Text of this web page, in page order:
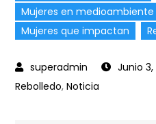
Mujeres en medioambiente
Mujeres que impactan
Junio 3,
Rebolledo,Noticia